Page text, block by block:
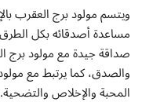
ويتسم مولود برج العقرب
مساعدة أصدقائه بكل
صداقة جيدة مع مولود برج
والصدق، كما يرتبط مع
المحبة والإخلاص والتضحية.